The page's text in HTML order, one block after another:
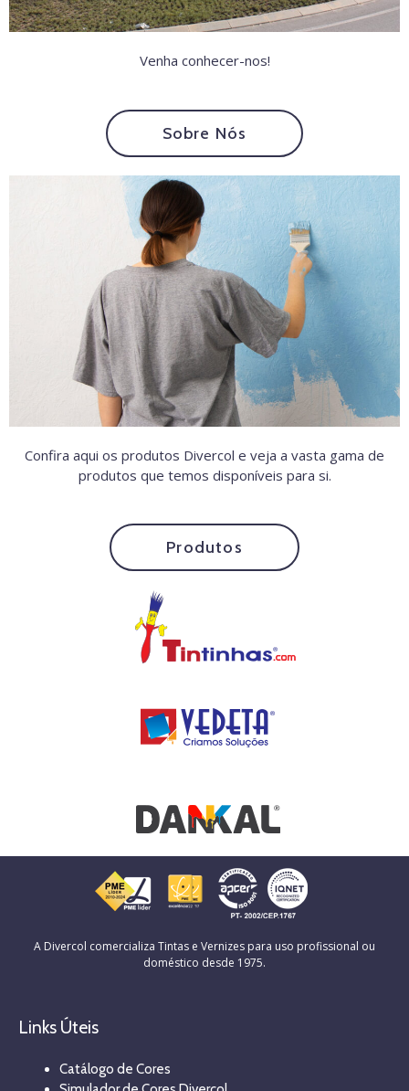
Venha conhecer-nos!
Sobre Nós
Confira aqui os produtos Divercol e veja a vasta gama de
produtos que temos disponíveis para si.
Produtos
A Divercol comercializa Tintas e Vernizes para uso profissional ou
doméstico desde 1975.
Links Úteis
Catálogo de Cores